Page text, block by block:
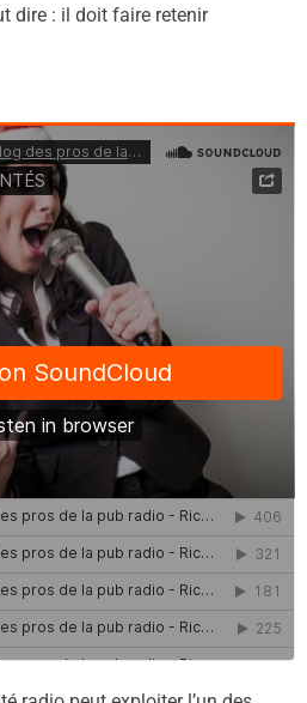
dire : il doit faire retenir